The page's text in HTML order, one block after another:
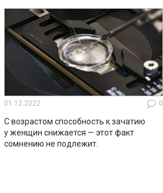
01.12.2022 0
С возрастом способность к зачатию
у женщин снижается — этот факт
сомнению не подлежит.